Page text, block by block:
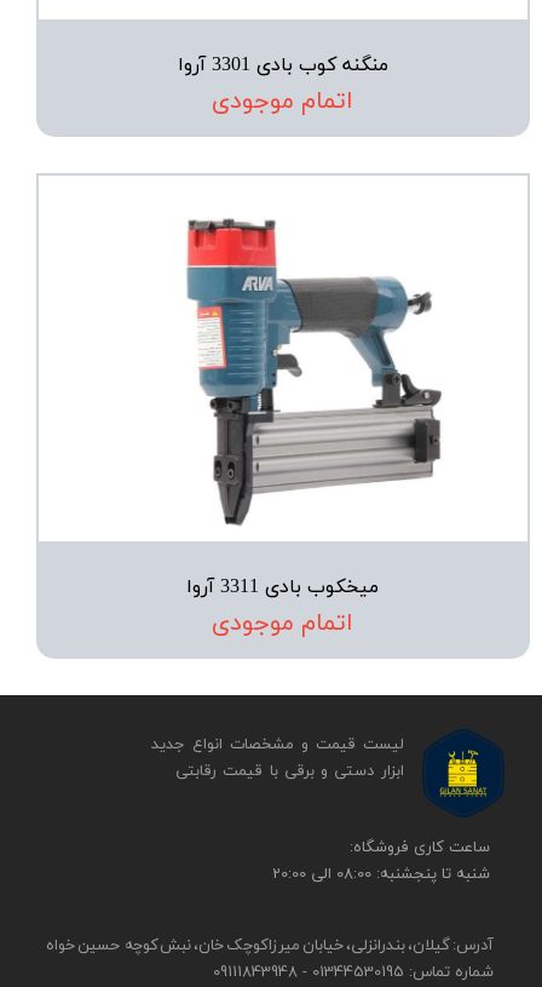
منگنه کوب بادی 3301 آروا
اتمام موجودی
میخکوب بادی 3311 آروا
اتمام موجودی
​​ساعت کاری فروشگاه:
شنبه تا پنجشنبه: 08:00 الی 20:00
آدرس: گیلان، بندرانزلی، خیابان میرزاکوچک خان، نبش کوچه حسین خواه
شماره تماس: 01344530195 - 09111843948
لیست قیمت و مشخصات انواع جدید
ابزار دستی و برقی ​​​​​​​با قیمت رقابتی